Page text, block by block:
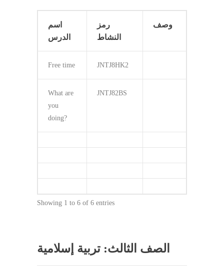
اسم
الدرس
رمز
النشاط
وصف
Free time JNTJ8HK2
What are
you
doing?
JNTJ82BS
Showing 1 to 6 of 6 entries
الصف الثالث: تربية إسلامية